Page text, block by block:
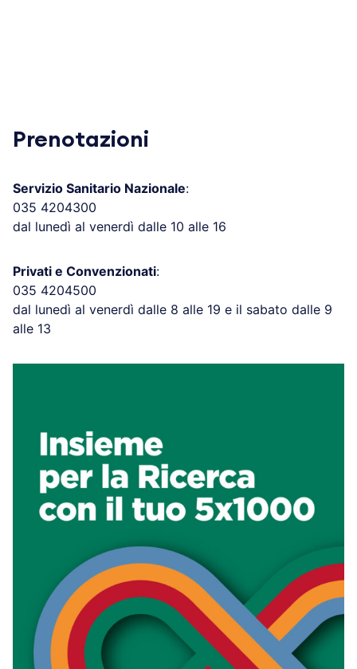
Prenotazioni
Servizio Sanitario Nazionale:
035 4204300
dal lunedì al venerdì dalle 10 alle 16
Privati e Convenzionati:
035 4204500
dal lunedì al venerdì dalle 8 alle 19 e il sabato dalle 9
alle 13